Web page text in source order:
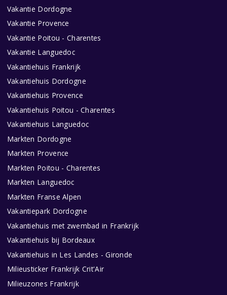
Vakantie Dordogne
Vakantie Provence
Vakantie Poitou - Charentes
Vakantie Languedoc
Vakantiehuis Frankrijk
Vakantiehuis Dordogne
Vakantiehuis Provence
Vakantiehuis Poitou - Charentes
Vakantiehuis Languedoc
Markten Dordogne
Markten Provence
Markten Poitou - Charentes
Markten Languedoc
Markten Franse Alpen
Vakantiepark Dordogne
Vakantiehuis met zwembad in Frankrijk
Vakantiehuis bij Bordeaux
Vakantiehuis in Les Landes - Gironde
Milieusticker Frankrijk Crit'Air
Milieuzones Frankrijk